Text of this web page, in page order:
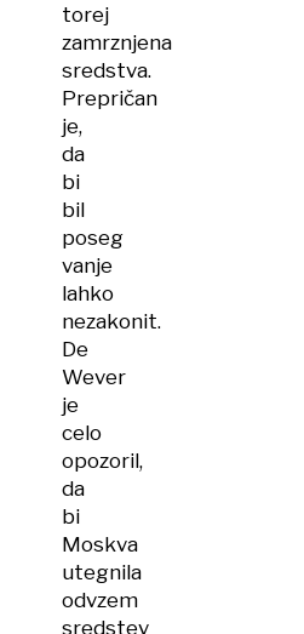
torej
zamrznjena
sredstva.
Prepričan
je,
da
bi
bil
poseg
vanje
lahko
nezakonit.
De
Wever
je
celo
opozoril,
da
bi
Moskva
utegnila
odvzem
sredstev